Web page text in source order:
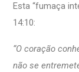
Esta “fumaça
14:10:
“O coração
não se